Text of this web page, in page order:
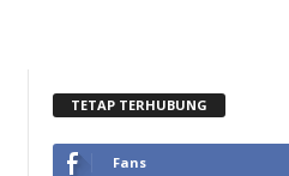
TETAP TERHUBUNG
Fans